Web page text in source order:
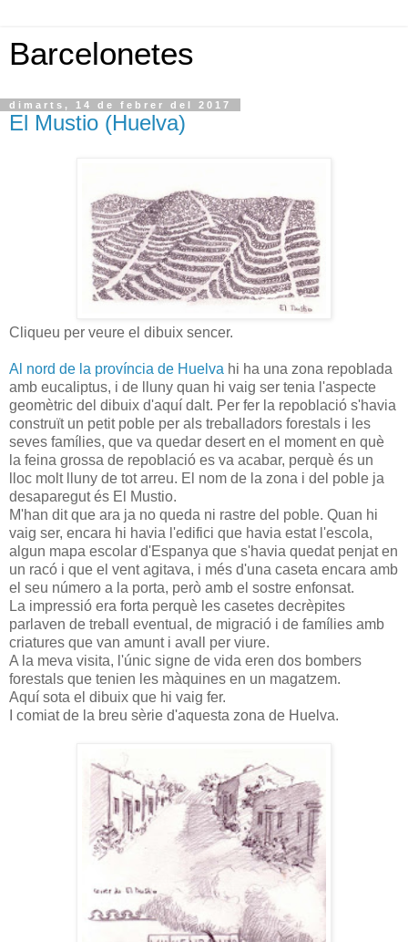
Barcelonetes
dimarts, 14 de febrer del 2017
El Mustio (Huelva)
Cliqueu per veure el dibuix sencer.
Al nord de la província de Huelva hi ha una zona repoblada
amb eucaliptus, i de lluny quan hi vaig ser tenia l'aspecte
geomètric del dibuix d'aquí dalt. Per fer la repoblació s'havia
construït un petit poble per als treballadors forestals i les
seves famílies, que va quedar desert en el moment en què
la feina grossa de repoblació es va acabar, perquè és un
lloc molt lluny de tot arreu. El nom de la zona i del poble ja
desaparegut és El Mustio.
M'han dit que ara ja no queda ni rastre del poble. Quan hi
vaig ser, encara hi havia l'edifici que havia estat l'escola,
algun mapa escolar d'Espanya que s'havia quedat penjat en
un racó i que el vent agitava, i més d'una caseta encara amb
el seu número a la porta, però amb el sostre enfonsat.
La impressió era forta perquè les casetes decrèpites
parlaven de treball eventual, de migració i de famílies amb
criatures que van amunt i avall per viure.
A la meva visita, l'únic signe de vida eren dos bombers
forestals que tenien les màquines en un magatzem.
Aquí sota el dibuix que hi vaig fer.
I comiat de la breu sèrie d'aquesta zona de Huelva.